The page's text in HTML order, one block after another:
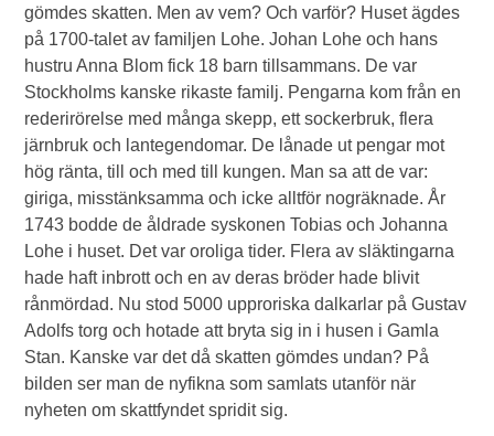
gömdes skatten. Men av vem? Och varför? Huset ägdes
på 1700-talet av familjen Lohe. Johan Lohe och hans
hustru Anna Blom fick 18 barn tillsammans. De var
Stockholms kanske rikaste familj. Pengarna kom från en
rederirörelse med många skepp, ett sockerbruk, flera
järnbruk och lantegendomar. De lånade ut pengar mot
hög ränta, till och med till kungen. Man sa att de var:
giriga, misstänksamma och icke alltför nogräknade. År
1743 bodde de åldrade syskonen Tobias och Johanna
Lohe i huset. Det var oroliga tider. Flera av släktingarna
hade haft inbrott och en av deras bröder hade blivit
rånmördad. Nu stod 5000 upproriska dalkarlar på Gustav
Adolfs torg och hotade att bryta sig in i husen i Gamla
Stan. Kanske var det då skatten gömdes undan? På
bilden ser man de nyfikna som samlats utanför när
nyheten om skattfyndet spridit sig.